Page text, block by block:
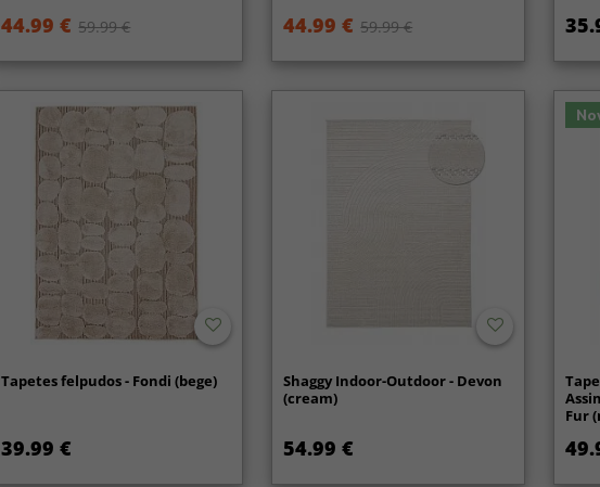
44.99 € 59.99 € 44.99 € 59.99 €
Tapetes felpudos - Fondi (bege)
39.99 €
Shaggy Indoor-Outdoor - Devon
(cream)
54.99 €
Fur